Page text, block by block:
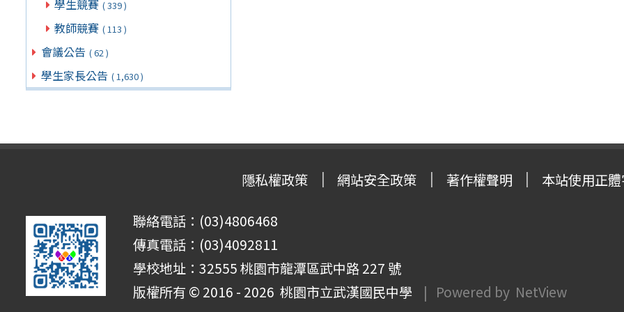
學生競賽 ( 339 )
教師競賽 ( 113 )
會議公告 ( 62 )
學生家長公告 ( 1,630 )
隱私權政策 網站安全政策 著作權聲明 本站使用正
聯絡電話：(03)4806468
傳真電話：(03)4092811
學校地址：32555 桃園市龍潭區武中路 227 號
版權所有 © 2016 - 2026 桃園市立武漢國民中學 | Powered by NetView